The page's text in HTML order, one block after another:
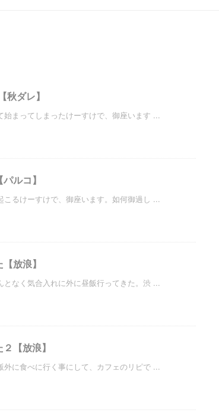
秋ダレ】
まってしまったけーすけで、御座います ...
ルコ】
るけーすけで、御座います。如何御過し ...
放浪】
なく気合入れに外に昼飯行ってきた。渋 ...
【放浪】
に食べに行く事にして、カフェのリピで ...